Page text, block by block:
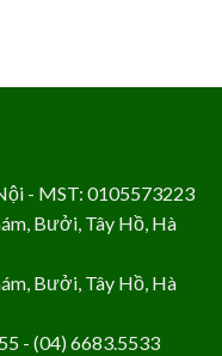
- MST: 0105573223
Bưởi, Tây Hồ, Hà
Bưởi, Tây Hồ, Hà
- (04) 6683.5533